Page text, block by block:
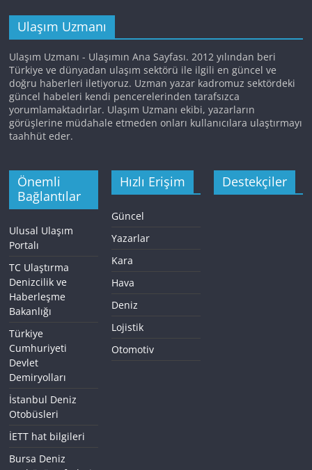
Ulaşım Uzmanı
Ulaşım Uzmanı - Ulaşımın Ana Sayfası. 2012 yılından beri
Türkiye ve dünyadan ulaşım sektörü ile ilgili en güncel ve
doğru haberleri iletiyoruz. Uzman yazar kadromuz sektördeki
güncel habeleri kendi pencerelerinden tarafsızca
yorumlamaktadırlar. Ulaşım Uzmanı ekibi, yazarların
görüşlerine müdahale etmeden onları kullanıcılara ulaştırmayı
taahhüt eder.
Önemli
Bağlantılar
Ulusal Ulaşım
Portalı
TC Ulaştırma
Denizcilik ve
Haberleşme
Bakanlığı
Türkiye
Cumhuriyeti
Devlet
Demiryolları
İstanbul Deniz
Otobüsleri
İETT hat bilgileri
Bursa Deniz
Hızlı Erişim
Güncel
Yazarlar
Kara
Hava
Deniz
Lojistik
Otomotiv
Destekçiler